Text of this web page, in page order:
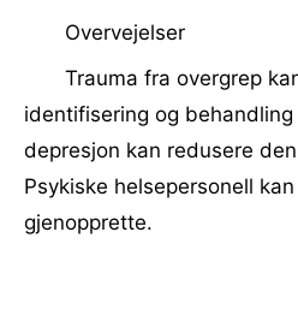
Overvejelser
Trauma fra overgrep
identifisering og
depresjon kan redusere
Psykiske helsepersonell
gjenopprette.